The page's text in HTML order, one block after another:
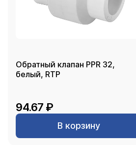
Обратный клапан PPR 32,
белый, RTP
94.67 ₽
В корзину